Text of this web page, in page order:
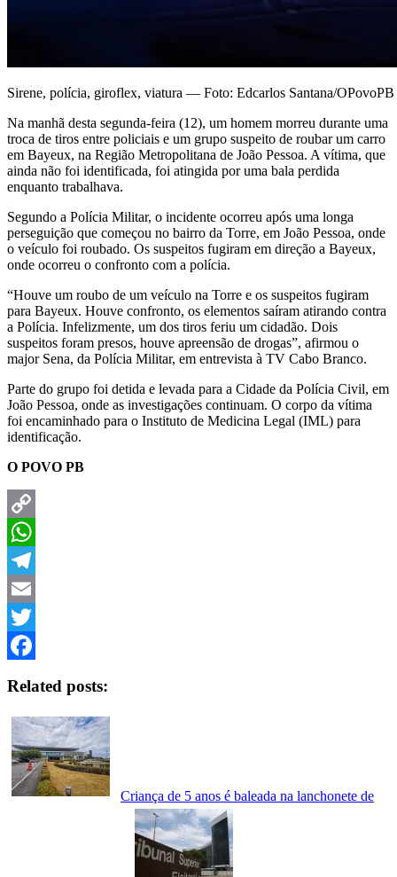
Sirene, polícia, giroflex, viatura — Foto: Edcarlos Santana/OPovoPB
Na manhã desta segunda-feira (12), um homem morreu durante uma
troca de tiros entre policiais e um grupo suspeito de roubar um carro
em Bayeux, na Região Metropolitana de João Pessoa. A vítima, que
ainda não foi identificada, foi atingida por uma bala perdida
enquanto trabalhava.
Segundo a Polícia Militar, o incidente ocorreu após uma longa
perseguição que começou no bairro da Torre, em João Pessoa, onde
o veículo foi roubado. Os suspeitos fugiram em direção a Bayeux,
onde ocorreu o confronto com a polícia.
“Houve um roubo de um veículo na Torre e os suspeitos fugiram
para Bayeux. Houve confronto, os elementos saíram atirando contra
a Polícia. Infelizmente, um dos tiros feriu um cidadão. Dois
suspeitos foram presos, houve apreensão de drogas”, afirmou o
major Sena, da Polícia Militar, em entrevista à TV Cabo Branco.
Parte do grupo foi detida e levada para a Cidade da Polícia Civil, em
João Pessoa, onde as investigações continuam. O corpo da vítima
foi encaminhado para o Instituto de Medicina Legal (IML) para
identificação.
O POVO PB
Copy
Link
WhatsApp
Telegram
Email
Twitter
Related posts:
Criança de 5 anos é baleada na lanchonete de